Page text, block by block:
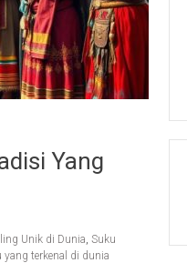
Yang
Unik di Dunia, Suku
yang terkenal di dunia